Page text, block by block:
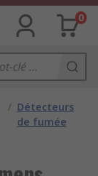
0
/ Détecteurs
de fumée